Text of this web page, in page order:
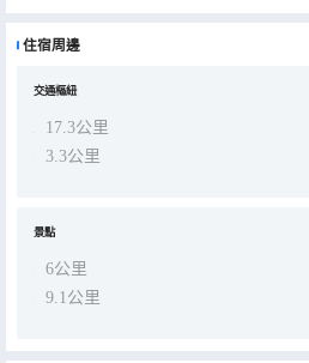
住宿周邊
交通樞紐
17.3公里
3.3公里
景點
6公里
9.1公里